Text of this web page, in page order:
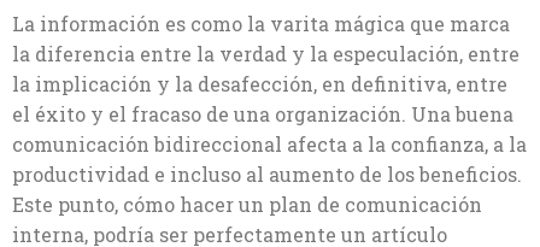
La información es como la varita mágica que marca
la diferencia entre la verdad y la especulación, entre
la implicación y la desafección, en definitiva, entre
el éxito y el fracaso de una organización. Una buena
comunicación bidireccional afecta a la confianza, a la
productividad e incluso al aumento de los beneficios.
Este punto, cómo hacer un plan de comunicación
interna, podría ser perfectamente un artículo